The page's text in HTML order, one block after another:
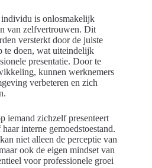
is onlosmakelijk
van zelfvertrouwen. Dit
versterkt door de juiste
te doen, wat uiteindelijk
presentatie. Door te
kunnen werknemers
verbeteren en zich
iemand zichzelf presenteert
interne gemoedstoestand.
niet alleen de perceptie van
ook de eigen mindset van
voor professionele groei